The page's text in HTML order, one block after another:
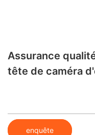
Assurance
tête de caméra
enquête